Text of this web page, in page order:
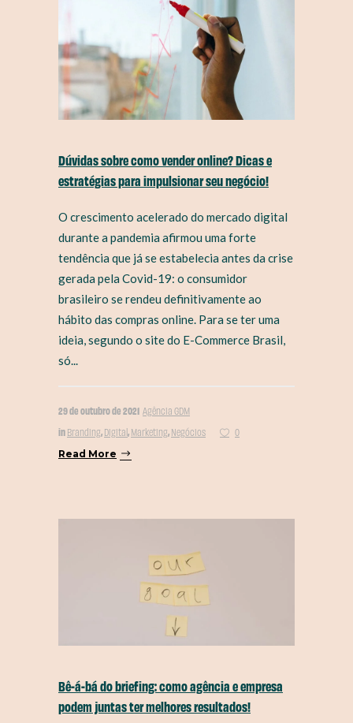
Dúvidas sobre como vender online? Dicas e
estratégias para impulsionar seu negócio!
O crescimento acelerado do mercado digital
durante a pandemia afirmou uma forte
tendência que já se estabelecia antes da crise
gerada pela Covid-19: o consumidor
brasileiro se rendeu definitivamente ao
hábito das compras online. Para se ter uma
ideia, segundo o site do E-Commerce Brasil,
só...
29 de outubro de 2021 Agência GDM
in Branding, Digital, Marketing, Negócios
0
Read More
Bê-á-bá do briefing: como agência e empresa
podem juntas ter melhores resultados!